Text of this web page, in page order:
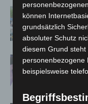
von
können
grundsätzlich
absoluter Schutz
diesem Grund
personenbezogene
beispielsweise